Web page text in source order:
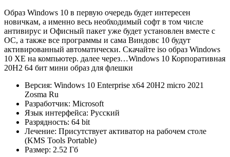
Образ Windows 10 в первую очередь будет интересен
новичкам, а именно весь необходимый софт в том числе
антивирус и Офисный пакет уже будет установлен вместе с
ОС, а также все программы и сама Виндовс 10 будут
активированный автоматически. Скачайте iso образ Windows
10 XE на компьютер. далее через…Windows 10 Корпоративная
20H2 64 бит мини образ для флешки
Версия: Windows 10 Enterprise x64 20H2 micro 2021
Zosma Ru
Разработчик: Microsoft
Язык интерфейса: Русский
Разрядность: 64 bit
Лечение: Присутствует активатор на рабочем столе
(KMS Tools Portable)
Размер: 2.52 Гб